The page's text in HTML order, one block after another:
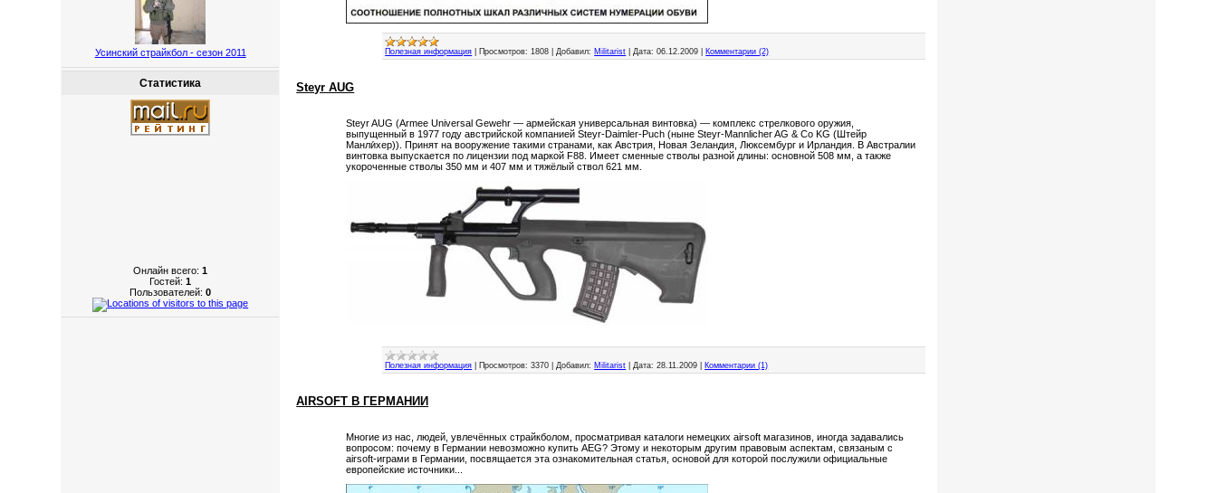
Усинский страйкбол - сезон 2011
Статистика
Онлайн всего:1
Гостей:1
Пользователей:0
Полезная информация Просмотров: 1808 Добавил: Militarist Дата: 06.12.2009 Комментарии (2)
Steyr AUG
Steyr AUG (Armee Universal Gewehr — армейская универсальная винтовка) — комплекс стрелкового оружия,
выпущенный в 1977 году австрийской компанией Steyr-Daimler-Puch (ныне Steyr-Mannlicher AG & Co KG (Штейр
Манли́хер)). Принят на вооружение такими странами, как Австрия, Новая Зеландия, Люксембург и Ирландия. В Австралии
винтовка выпускается по лицензии под маркой F88. Имеет сменные стволы разной длины: основной 508 мм, а также
укороченные стволы 350 мм и 407 мм и тяжёлый ствол 621 мм.
Полезная информация Просмотров: 3370 Добавил: Militarist Дата: 28.11.2009 Комментарии (1)
AIRSOFT В ГЕРМАНИИ
Многие из нас, людей, увлечённых страйкболом, просматривая каталоги немецких airsoft магазинов, иногда задавались
вопросом: почему в Германии невозможно купить AEG? Этому и некоторым другим правовым аспектам, связаным с
airsoft-играми в Германии, посвящается эта ознакомительная статья, основой для которой послужили официальные
европейские источники...